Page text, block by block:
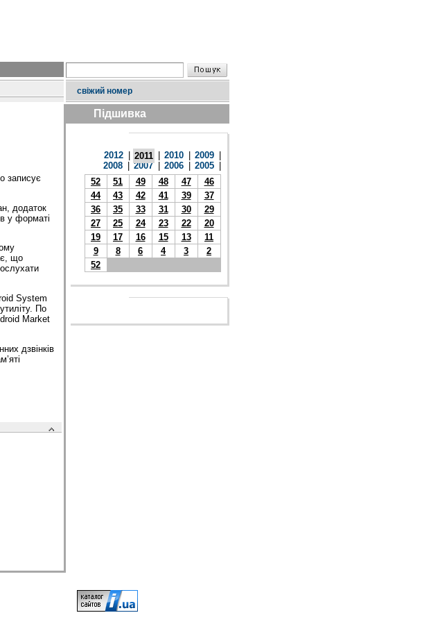
свіжий номер
записує
додаток
у форматі
що
System
По
Market
дзвінків
Підшивка
2012 2011 2010 2009
2008
2007 2006 2005
52
51 49 48 47
46
44
43 42 41 39
37
36
35 33 31 30
29
27
25 24 23 22
20
19
17 16 15 13
11
9
8 6 4 3
2
52